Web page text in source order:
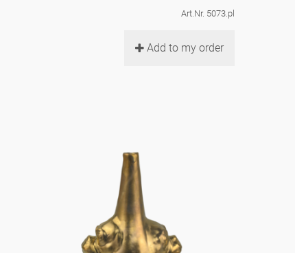
Art.Nr. 5073.pl
Add to my order